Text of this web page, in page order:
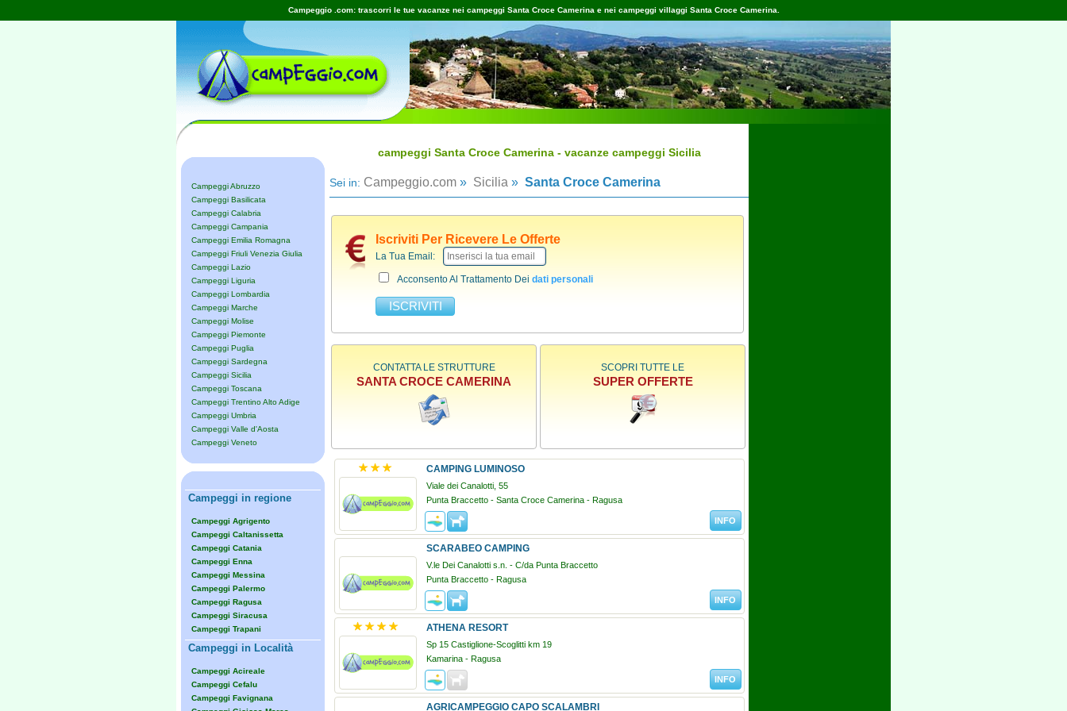
Campeggio .com: trascorri le tue vacanze nei campeggi Santa Croce Camerina e nei campeggi villaggi Santa Croce Camerina.
Campeggi Abruzzo
Campeggi Basilicata
Campeggi Calabria
Campeggi Campania
Campeggi Emilia Romagna
Campeggi Friuli Venezia Giulia
Campeggi Lazio
Campeggi Liguria
Campeggi Lombardia
Campeggi Marche
Campeggi Molise
Campeggi Piemonte
Campeggi Puglia
Campeggi Sardegna
Campeggi Sicilia
Campeggi Toscana
Campeggi Trentino Alto Adige
Campeggi Umbria
Campeggi Valle d'Aosta
Campeggi Veneto
Campeggi in regione
Campeggi Agrigento
Campeggi Caltanissetta
Campeggi Catania
Campeggi Enna
Campeggi Messina
Campeggi Palermo
Campeggi Ragusa
Campeggi Siracusa
Campeggi Trapani
Campeggi in Località
Campeggi Acireale
Campeggi Cefalu
Campeggi Favignana
campeggi Santa Croce Camerina - vacanze campeggi Sicilia
Sei in: Campeggio.com » Sicilia » Santa Croce Camerina
Iscriviti Per Ricevere Le Offerte
La Tua Email:
Acconsento Al Trattamento Dei dati personali
CONTATTA LE STRUTTURE
SANTA CROCE CAMERINA
SCOPRI TUTTE LE
SUPER OFFERTE
CAMPING LUMINOSO
Viale dei Canalotti, 55
Punta Braccetto - Santa Croce Camerina - Ragusa
INFO
SCARABEO CAMPING
V.le Dei Canalotti s.n. - C/da Punta Braccetto
Punta Braccetto - Ragusa
INFO
ATHENA RESORT
Sp 15 Castiglione-Scoglitti km 19
Kamarina - Ragusa
INFO
AGRICAMPEGGIO CAPO SCALAMBRI